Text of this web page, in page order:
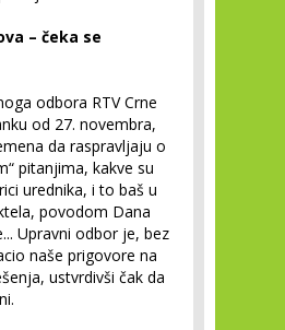
– čeka se
odbora RTV Crne
od 27. novembra,
da raspravljaju o
pitanjima, kakve su
urednika, i to baš u
povodom Dana
Upravni odbor je, bez
naše prigovore na
ustvrdivši čak da